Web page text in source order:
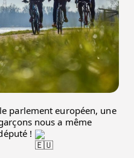
parlement européen, une
nous a même
!